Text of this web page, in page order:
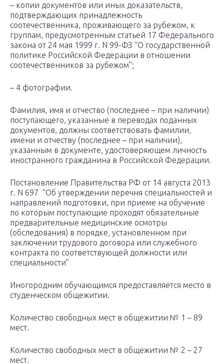
– копии документов или иных доказательств,
подтверждающих принадлежность
соотечественника, проживающего за рубежом, к
группам, предусмотренным статьей 17 Федерального
закона от 24 мая 1999 г. N 99-ФЗ “О государственной
политике Российской Федерации в отношении
соотечественников за рубежом”;
– 4 фотографии.
Фамилия, имя и отчество (последнее – при наличии)
поступающего, указанные в переводах поданных
документов, должны соответствовать фамилии,
имени и отчеству (последнее – при наличии),
указанным в документе, удостоверяющем личность
иностранного гражданина в Российской Федерации.
Постановление Правительства РФ от 14 августа 2013
г. N 697 “Об утверждении перечня специальностей и
направлений подготовки, при приеме на обучение
по которым поступающие проходят обязательные
предварительные медицинские осмотры
(обследования) в порядке, установленном при
заключении трудового договора или служебного
контракта по соответствующей должности или
специальности”
Иногородним обучающимся предоставляется место в
студенческом общежитии.
Количество свободных мест в общежитии № 1 – 89
мест.
Количество свободных мест в общежитии № 2 – 27
мест.